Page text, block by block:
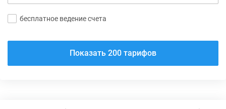
бесплатное ведение счета
Показать 200 тарифов